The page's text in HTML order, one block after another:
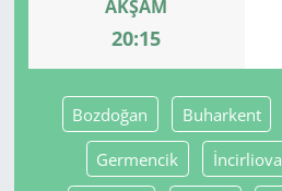
AKŞAM
20:15
Bozdoğan Buharkent
Germencik İncirliova